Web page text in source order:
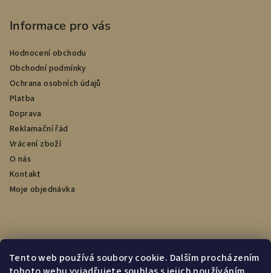
Tento web používá soubory cookie. Dalším procházením
Informace pro vás
Hodnocení obchodu
Obchodní podmínky
Ochrana osobních údajů
Platba
Doprava
Reklamační řád
Vrácení zboží
O nás
Kontakt
Moje objednávka
Přijímáme online platby